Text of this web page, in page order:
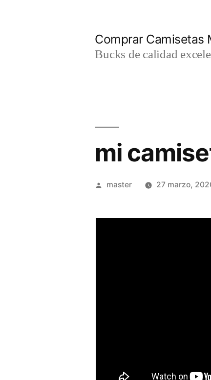
Comprar Camisetas
Bucks de calidad
mi
Publicado
master 27 marzo,